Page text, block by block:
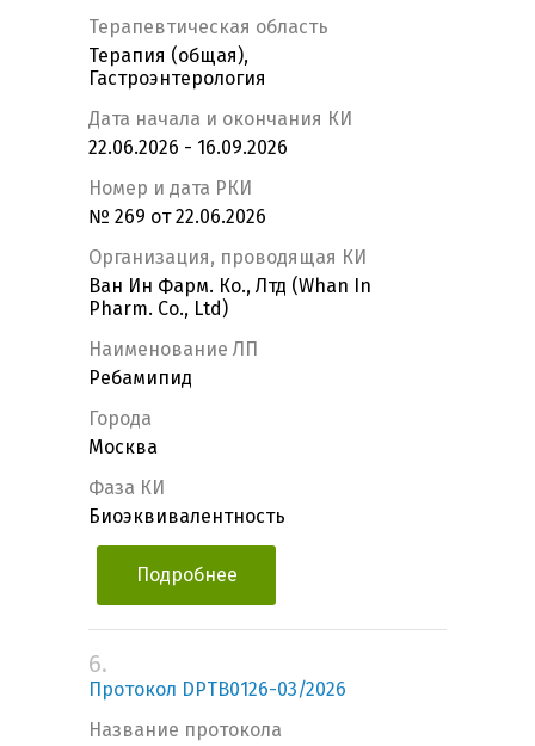
Терапевтическая область
Терапия (общая),
Гастроэнтерология
Дата начала и окончания КИ
22.06.2026 - 16.09.2026
Номер и дата РКИ
№ 269 от 22.06.2026
Организация, проводящая КИ
Ван Ин Фарм. Ко., Лтд (Whan In
Pharm. Co., Ltd)
Наименование ЛП
Ребамипид
Города
Москва
Фаза КИ
Биоэквивалентность
Подробнее
6.
Протокол DPTB0126-03/2026
Название протокола